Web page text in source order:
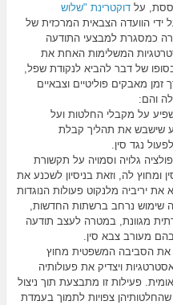
על דוקטרינת "שלוש
אושרה ב־2003 על ידי הוועדה הצבאית המרכזית של
כמסגרת למבצעי התודעה
המשלימות האחת את
של דבר להביא לנקודת שפל,
זמן מאבקים פוליטיים וצבאיים
והם:
על מקבלי החלטות ועל
שישבש את תהליך קבלת
נגד סין.
גלויה וסמויה על תקשורת
לה, וזאת בניסיון לשכנע את
את יריביה מלנקוט פעולות הנוגדות
שימוש נרחב ברשתות החדשות,
מגוונת, במטרה לעצב תודעה
מעורב צבא סין.
הסביבה המשפטית מחוץ
ויצדיק את פעולותיה
פעילות זו מתבצעת תוך ניצול
שהחלטותיהן צפויות לתמוך בעמדת